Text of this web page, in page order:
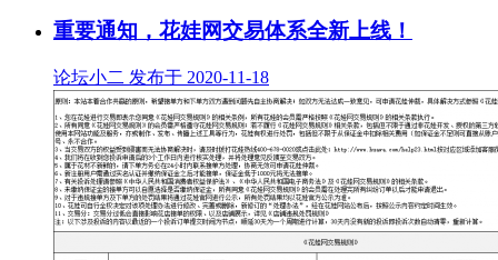
重要通知，花娃网交易体系全新上线！
论坛小二 发布于 2020-11-18